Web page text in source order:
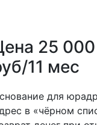
25 000
11 мес
для
в «чёрном